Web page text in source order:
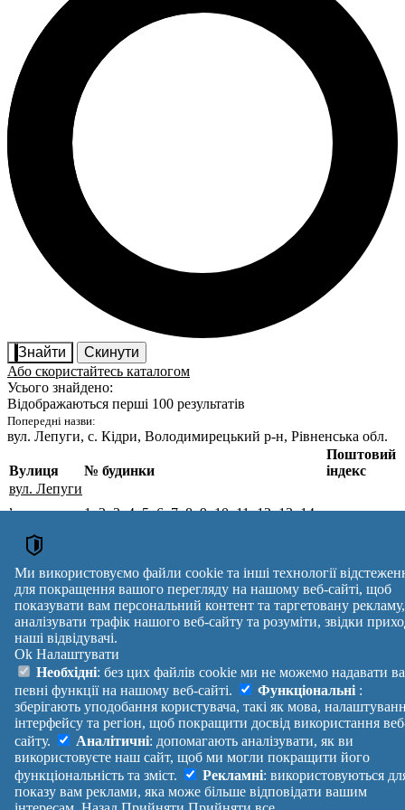
Знайти
Скинути
Або скористайтесь каталогом
Усього знайдено:
Відображаються перші 100 результатів
Попередні назви:
вул. Лепуги, с. Кідри, Володимирецький р-н, Рівненська обл.
Поштові індекси України. Оновлено : 07-08-2026.
Вулиця № будинки
Поштовий
індекс
вул. Лепуги
,
Вараський
р-н,
Рівненська
обл.
1, 2, 3, 4, 5, 6, 7, 8, 9, 10, 11, 12, 13, 14,
Вулиця № будинків
Індекс
reklama
Правила
Допомога
Платні
послуги
Політика
конфіденційності
Маніфест
Про проект
Зворотній
зв'язок
Україна
Увійти|
Вихід
Ми використовуємо файли cookie та інші технології
для покращення вашого перегляду на нашому веб-сайті, щоб
показувати вам персональний контент та таргетовану рекламу,
аналізувати трафік нашого веб-сайту та розуміти, звідки
наші відвідувачі.
Ok Налаштувати
Необхідні: без цих файлів cookie ми не можемо надавати
певні функції на нашому веб-сайті.
Функціональні :
зберігають уподобання користувача, такі як мова,
інтерфейсу та регіон, щоб покращити досвід використання
сайту.
Аналітичні: допомагають аналізувати, як ви
використовуєте наш сайт, щоб ми могли покращити його
функціональність та зміст.
Рекламні: використовуються
показу вам реклами, яка може більше відповідати вашим